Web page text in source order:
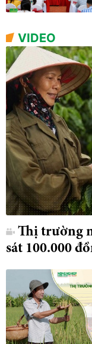
VIDEO
Thị trường
sát 100.000